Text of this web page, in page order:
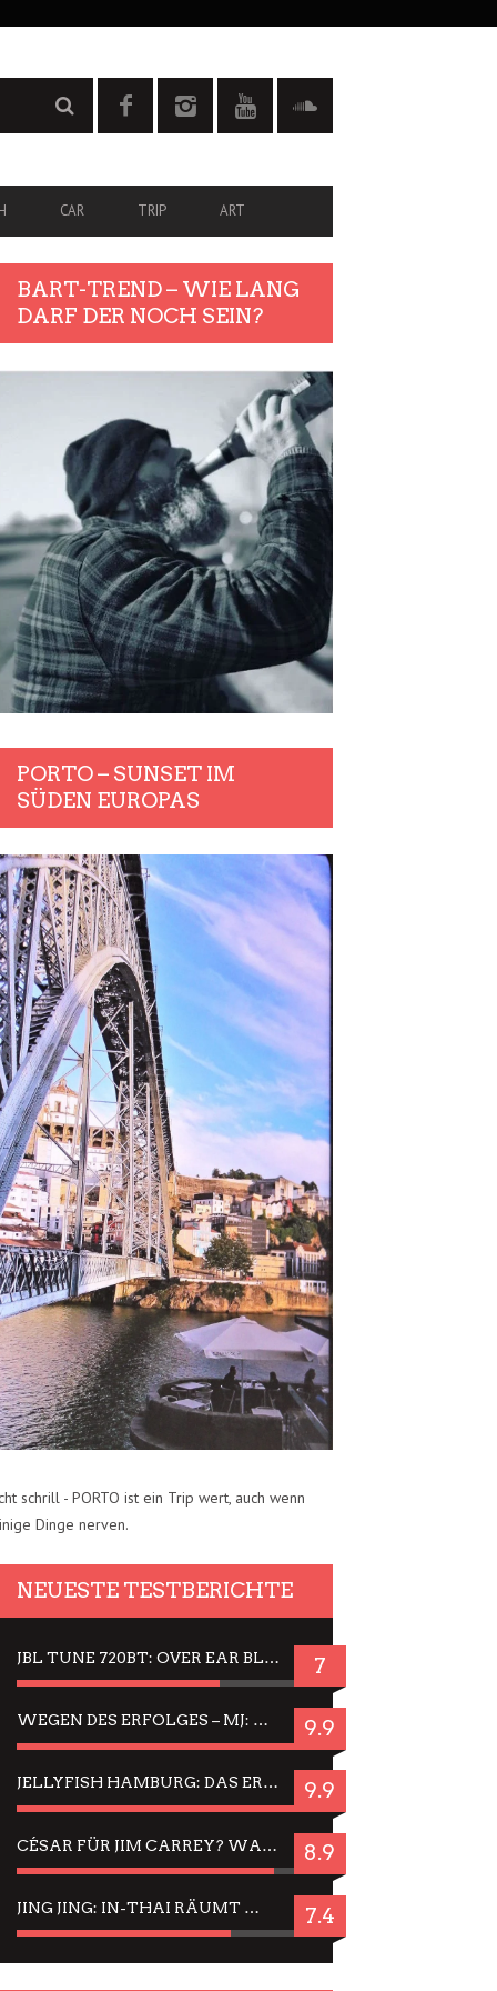
CAR TRIP ART
BART-TREND – WIE LANG
DARF DER NOCH SEIN?
PORTO – SUNSET IM
SÜDEN EUROPAS
schrill - PORTO ist ein Trip wert, auch wenn
Dinge nerven.
NEUESTE TESTBERICHTE
JBL TUNE 720BT: OVER EAR BLUETOOTH KOPFHÖRER UM DIE 50,-€ IM DAUER-TEST 7
WEGEN DES ERFOLGES – MJ: MICHAEL JACKSON MUSICAL IN EINER MATINEE SEHEN 9.9
JELLYFISH HAMBURG: DAS ERFOLGREICHE SOMMER-MENÜ 2025 IN GEFÜHLEN UND BILDERN 9.9
CÉSAR FÜR JIM CARREY? WARUM DAS EINER DER NERVIGSTEN ACTORS IST UND BLEIBT 8.9
JING JING: IN-THAI RÄUMT WIEDER TITEL AB – EIN ZWEI-STUNDEN-ERLEBNISBERICHT 7.4